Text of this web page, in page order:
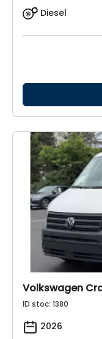
Diesel
Volkswagen
ID stoc: 1380
2026